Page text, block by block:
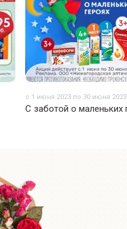
с 1 июня 2023 по 30 июня 2023
С заботой о маленьких